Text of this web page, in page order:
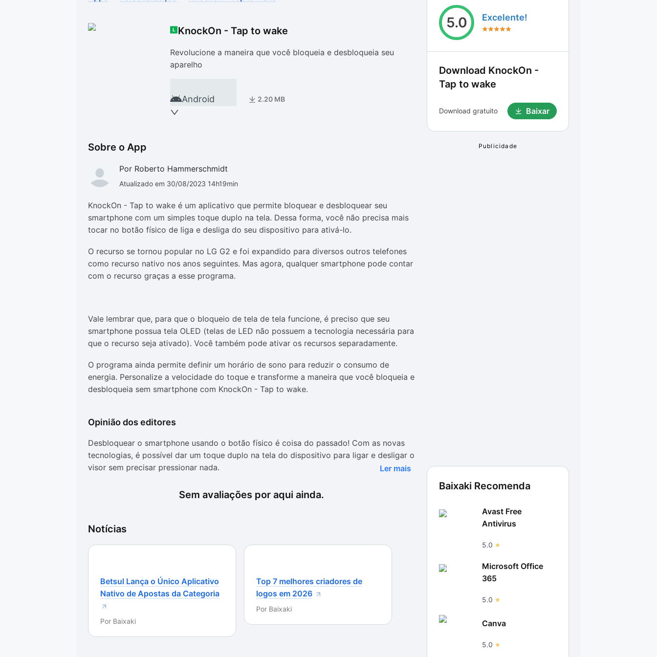
KnockOn - Tap to wake
Revolucione a maneira que você bloqueia e desbloqueia seu
aparelho
Android 2.20 MB
Sobre o App
Por Roberto Hammerschmidt
Atualizado em 30/08/2023 14h19min
KnockOn - Tap to wake é um aplicativo que permite bloquear e desbloquear seu
smartphone com um simples toque duplo na tela. Dessa forma, você não precisa mais
tocar no botão físico de liga e desliga do seu dispositivo para ativá-lo.
O recurso se tornou popular no LG G2 e foi expandido para diversos outros telefones
como recurso nativo nos anos seguintes. Mas agora, qualquer smartphone pode contar
com o recurso graças a esse programa.
Vale lembrar que, para que o bloqueio de tela de tela funcione, é preciso que seu
smartphone possua tela OLED (telas de LED não possuem a tecnologia necessária para
que o recurso seja ativado). Você também pode ativar os recursos separadamente.
O programa ainda permite definir um horário de sono para reduzir o consumo de
energia. Personalize a velocidade do toque e transforme a maneira que você bloqueia e
desbloqueia sem smartphone com KnockOn - Tap to wake.
Opinião dos editores
Desbloquear o smartphone usando o botão físico é coisa do passado! Com as novas
tecnologias, é possível dar um toque duplo na tela do dispositivo para ligar e desligar o
visor sem precisar pressionar nada.
Mas essa funcionalidade era restrita apenas a alguns aparelhos. Agora, qualquer pessoa
pode ter o recurso, independente do dispositivo que usa com KnockOn - Tap to wake.
Android.
Direto ao ponto
Basta acessar o menu principal do sistema através do próprio programa e ativar a
funcionalidade em questão de segundos.
Depois de ativado, nada mais é preciso ser feito dentro das configurações, tanto do
aplicativo quanto do sistema. E você pode optar por ativar apenas o bloqueio ou
apenas o desbloqueio da tela com dois toques, conforme sua preferência.
Ler mais
Sem avaliações por aqui ainda.
Notícias
Betsul Lança o Único Aplicativo
Nativo de Apostas da Categoria
Por Baixaki
Top 7 melhores criadores de
logos em 2026
Por Baixaki
5.0 Excelente!
Download KnockOn -
Tap to wake
Download gratuito Baixar
Baixaki Recomenda
Avast Free
Antivirus
5.0
Microsoft Office
365
5.0
Canva
5.0